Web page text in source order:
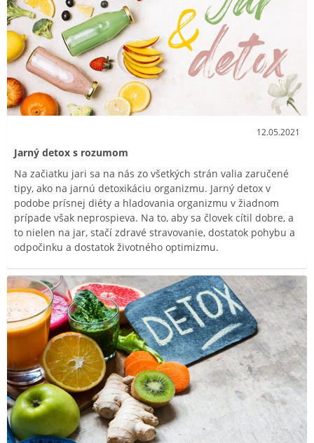
12.05.2021
Jarný detox s rozumom
Na začiatku jari sa na nás zo všetkých strán valia zaručené
tipy, ako na jarnú detoxikáciu organizmu. Jarný detox v
podobe prísnej diéty a hladovania organizmu v žiadnom
prípade však neprospieva. Na to, aby sa človek cítil dobre, a
to nielen na jar, stačí zdravé stravovanie, dostatok pohybu a
odpočinku a dostatok životného optimizmu.